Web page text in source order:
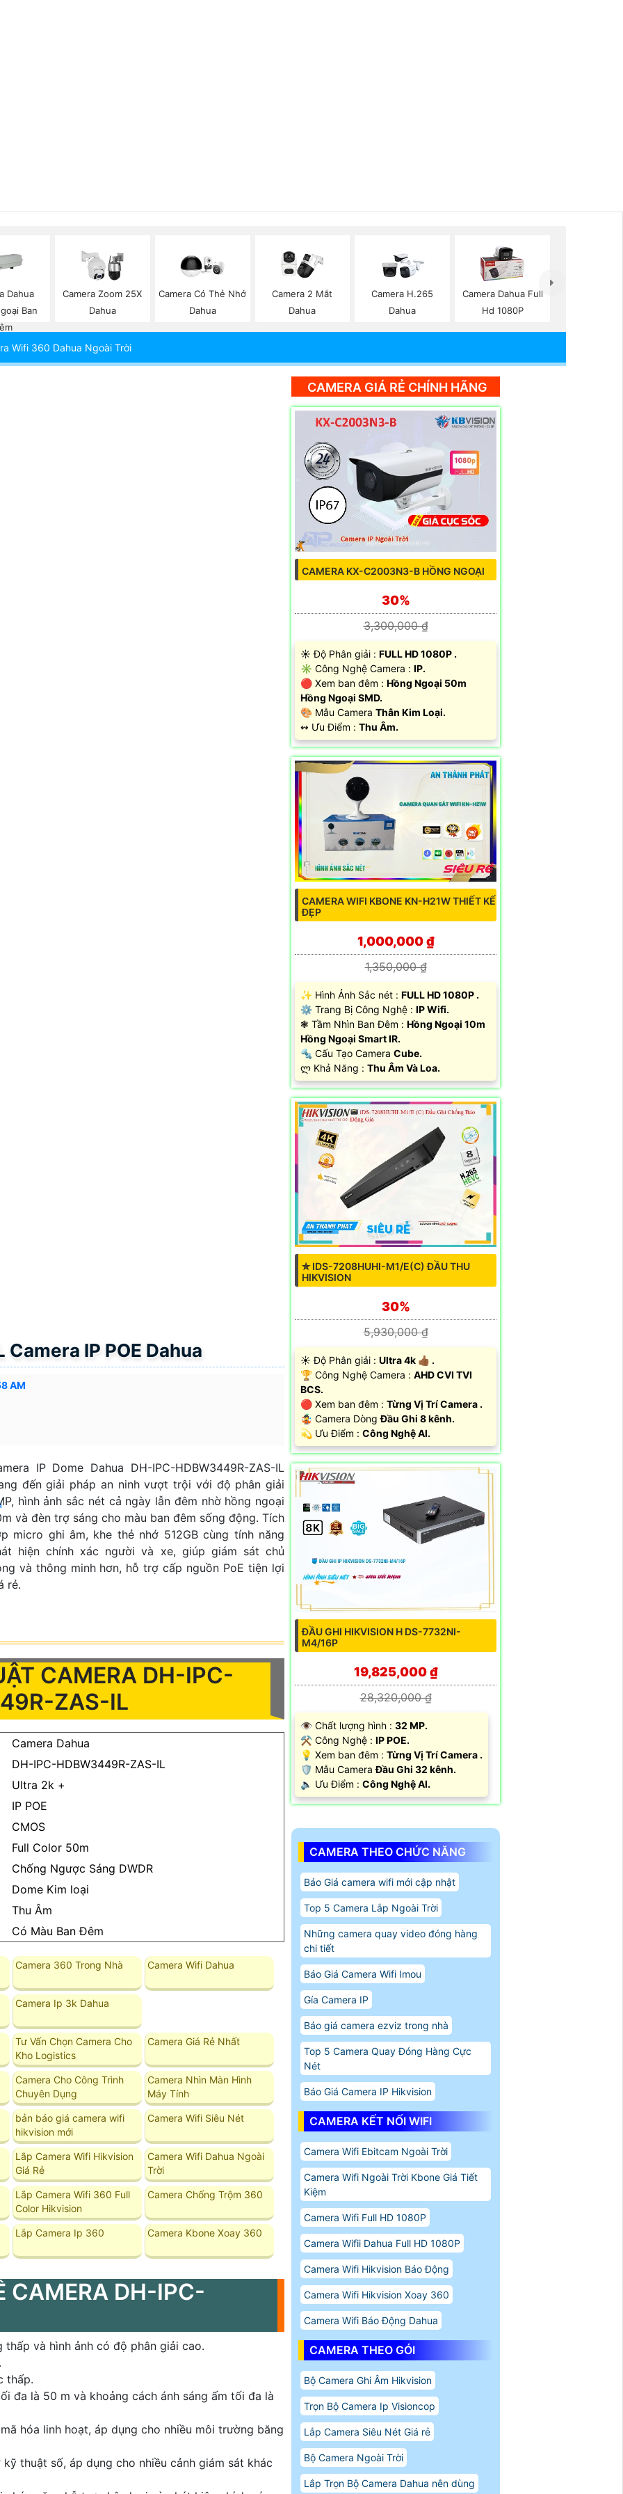
Dahua
Ban
Camera Zoom 25X
Dahua
Camera Có Thẻ Nhớ
Dahua
Camera 2 Mắt
Dahua
Camera H.265
Dahua
Camera Dahua Full
Hd 1080P
Wifi 360 Dahua Ngoài Trời
IP POE Dahua
AM
IP Dome Dahua DH-IPC-HDBW3449R-ZAS-IL
đến giải pháp an ninh vượt trội với độ phân giải
hình ảnh sắc nét cả ngày lẫn đêm nhờ hồng ngoại
và đèn trợ sáng cho màu ban đêm sống động. Tích
micro ghi âm, khe thẻ nhớ 512GB cùng tính năng
hiện chính xác người và xe, giúp giám sát chủ
và thông minh hơn, hỗ trợ cấp nguồn PoE tiện lợi
rẻ.
CAMERA DH-IPC-
ZAS-IL
Camera Dahua
DH-IPC-HDBW3449R-ZAS-IL
Ultra 2k +
IP POE
CMOS
Full Color 50m
Chống Ngược Sáng DWDR
Dome Kim loại
Thu Âm
Có Màu Ban Ðêm
Camera 360 Trong Nhà Camera Wifi Dahua
Camera Ip 3k Dahua
Tư Vấn Chọn Camera Cho
Kho Logistics
Camera Giá Rẻ Nhất
Camera Cho Công Trình
Chuyên Dụng
Camera Nhìn Màn Hình
Máy Tính
bản báo giá camera wifi
hikvision mới
Camera Wifi Siêu Nét
Lắp Camera Wifi Hikvision
Giá Rẻ
Camera Wifi Dahua Ngoài
Trời
Lắp Camera Wifi 360 Full
Color Hikvision
Camera Chống Trộm 360
Lắp Camera Ip 360 Camera Kbone Xoay 360
CAMERA DH-IPC-
thấp và hình ảnh có độ phân giải cao.
thấp.
đa là 50 m và khoảng cách ánh sáng ấm tối đa là
hóa linh hoạt, áp dụng cho nhiều môi trường băng
thuật số, áp dụng cho nhiều cảnh giám sát khác
CAMERA GIÁ RẺ CHÍNH HÃNG
CAMERA KX-C2003N3-B HỒNG NGOẠI
30%
3,300,000 ₫
☀️ Độ Phân giải : FULL HD 1080P .
✳️ Công Nghệ Camera : IP.
🔴 Xem ban đêm : Hồng Ngoại 50m
Hồng Ngoại SMD.
🎨 Mẫu Camera Thân Kim Loại.
️↭ Ưu Điểm : Thu Âm.
CAMERA WIFI KBONE KN-H21W THIẾT KẾ
ĐẸP
1,000,000 ₫
1,350,000 ₫
✨ Hình Ảnh Sắc nét : FULL HD 1080P .
⚙ Trang Bị Công Nghệ : IP Wifi.
❃ Tầm Nhìn Ban Đêm : Hồng Ngoại 10m
Hồng Ngoại Smart IR.
🔩 Cấu Tạo Camera Cube.
️ლ Khả Năng : Thu Âm Và Loa.
✮ IDS-7208HUHI-M1/E(C) ĐẦU THU
HIKVISION
30%
5,930,000 ₫
☀️ Độ Phân giải : Ultra 4k 👍🏾 .
🏆 Công Nghệ Camera : AHD CVI TVI
BCS.
🔴 Xem ban đêm : Từng Vị Trí Camera .
🤹 Camera DòngĐầu Ghi 8 kênh.
️💫 Ưu Điểm : Công Nghệ AI.
ĐẦU GHI HIKVISION H DS-7732NI-
M4/16P
19,825,000 ₫
28,320,000 ₫
👁 Chất lượng hình : 32 MP.
⚒ Công Nghệ : IP POE.
💡 Xem ban đêm : Từng Vị Trí Camera .
🛡 Mẫu CameraĐầu Ghi 32 kênh.
️🔈 Ưu Điểm : Công Nghệ AI.
CAMERA THEO CHỨC NĂNG
Báo Giá camera wifi mới cập nhật
Top 5 Camera Lắp Ngoài Trời
Những camera quay video đóng hàng
chi tiết
Báo Giá Camera Wifi Imou
Gía Camera IP
Báo giá camera ezviz trong nhà
Top 5 Camera Quay Đóng Hàng Cực
Nét
Báo Giá Camera IP Hikvision
CAMERA KẾT NỐI WIFI
Camera Wifi Ebitcam Ngoài Trời
Camera Wifi Ngoài Trời Kbone Giá Tiết
Kiệm
Camera Wifi Full HD 1080P
Camera Wifii Dahua Full HD 1080P
Camera Wifi Hikvision Báo Động
Camera Wifi Hikvision Xoay 360
Camera Wifi Báo Động Dahua
CAMERA THEO GÓI
Bộ Camera Ghi Âm Hikvision
Trọn Bộ Camera Ip Visioncop
Lắp Camera Siêu Nét Giá rẻ
Bộ Camera Ngoài Trời
Lắp Trọn Bộ Camera Dahua nên dùng